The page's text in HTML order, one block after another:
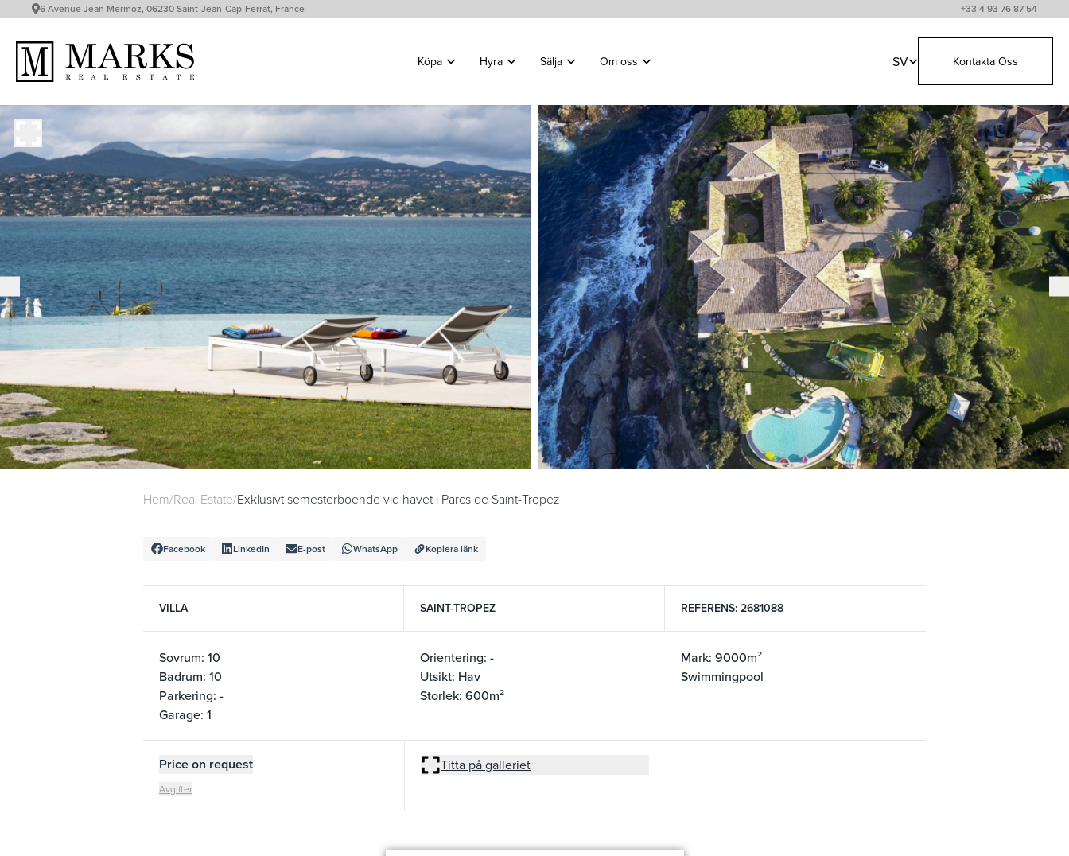
6 Avenue Jean Mermoz, 06230 Saint-Jean-Cap-Ferrat, France +33 4 93 76 87 54
Köpa Hyra Sälja Om oss SV Kontakta Oss
Hem/Real Estate/Exklusivt semesterboende vid havet i Parcs de Saint-Tropez
Facebook LinkedIn E-post WhatsApp Kopiera länk
VILLA SAINT-TROPEZ REFERENS: 2681088
Sovrum: 10
Badrum: 10
Parkering: -
Garage: 1
Orientering: -
Utsikt: Hav
Storlek: 600m²
Mark: 9000m²
Swimmingpool
Price on request
Avgifter
Titta på galleriet